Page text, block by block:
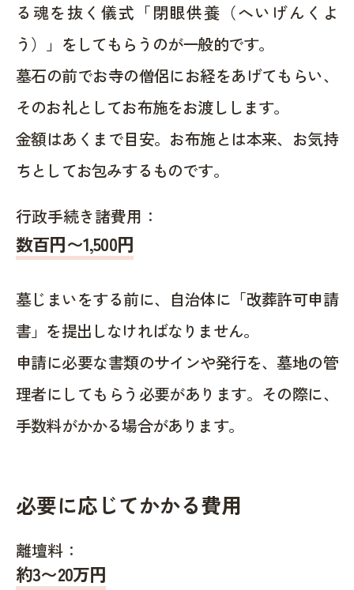
る魂を抜く儀式「閉眼供養（へいげんくよ
う）」をしてもらうのが一般的です。
墓石の前でお寺の僧侶にお経をあげてもらい、
そのお礼としてお布施をお渡しします。
金額はあくまで目安。お布施とは本来、お気持
ちとしてお包みするものです。
行政手続き諸費用：
数百円〜1,500円
墓じまいをする前に、自治体に「改葬許可申請
書」を提出しなければなりません。
申請に必要な書類のサインや発行を、墓地の管
理者にしてもらう必要があります。その際に、
手数料がかかる場合があります。
必要に応じてかかる費用
離壇料：
約3〜20万円